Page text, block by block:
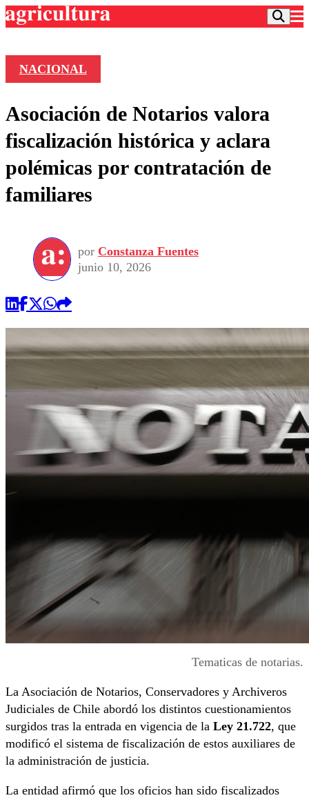
Frecuencias
Agricultura TV
Deportes
Colo Colo
Motor
Torneo Internacional
Torneo Nacional
Entretención
Internacional
Nacional
Vida Social
Programas
Comercial
NACIONAL
Asociación de Notarios valora
fiscalización histórica y aclara
polémicas por contratación de
familiares
por Constanza Fuentes
junio 10, 2026
Tematicas de notarias.
La Asociación de Notarios, Conservadores y Archiveros
Judiciales de Chile abordó los distintos cuestionamientos
surgidos tras la entrada en vigencia de la Ley 21.722, que
modificó el sistema de fiscalización de estos auxiliares de
la administración de justicia.
La entidad afirmó que los oficios han sido fiscalizados